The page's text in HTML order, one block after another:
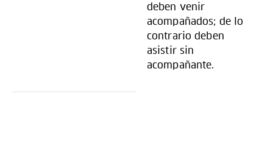
deben venir
acompañados; de lo
contrario deben
asistir sin
acompañante.